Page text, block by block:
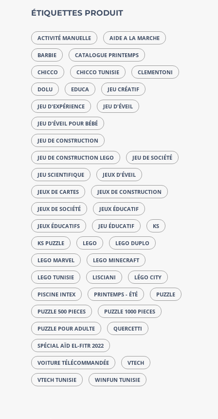
ÉTIQUETTES PRODUIT
ACTIVITÉ MANUELLE AIDE A LA MARCHE
BARBIE CATALOGUE PRINTEMPS
CHICCO CHICCO TUNISIE CLEMENTONI
DOLU EDUCA JEU CRÉATIF
JEU D'EXPÉRIENCE JEU D'ÉVEIL
JEU D'ÉVEIL POUR BÉBÉ
JEU DE CONSTRUCTION
JEU DE CONSTRUCTION LEGO JEU DE SOCIÉTÉ
JEU SCIENTIFIQUE JEUX D'ÉVEIL
JEUX DE CARTES JEUX DE CONSTRUCTION
JEUX DE SOCIÉTÉ JEUX ÉDUCATIF
JEUX ÉDUCATIFS JEU ÉDUCATIF KS
KS PUZZLE LEGO LEGO DUPLO
LEGO MARVEL LEGO MINECRAFT
LEGO TUNISIE LISCIANI LÉGO CITY
PISCINE INTEX PRINTEMPS - ÉTÉ PUZZLE
PUZZLE 500 PIECES PUZZLE 1000 PIECES
PUZZLE POUR ADULTE QUERCETTI
SPÉCIAL AÏD EL-FITR 2022
VOITURE TÉLÉCOMMANDÉE VTECH
VTECH TUNISIE WINFUN TUNISIE